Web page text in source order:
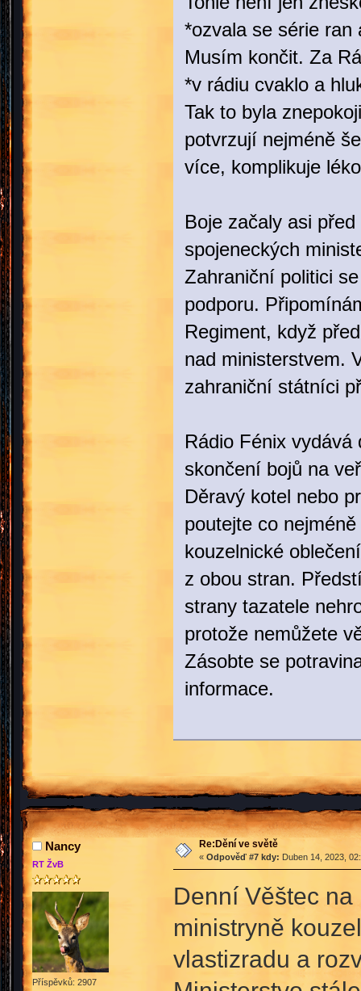
*ozvala se série ran
Musím končit. Za
*v rádiu cvaklo a
Tak to byla
potvrzují nejméně
více, komplikuje
Boje začaly asi
spojeneckých
Zahraniční politici
podporu.
Regiment, když
nad ministerstvem.
zahraniční státníci
Rádio Fénix
skončení bojů na
Děravý kotel nebo
poutejte co
kouzelnické
z obou stran.
strany tazatele
protože nemůžete
Zásobte se
informace.
Nancy
RT ŽvB
Příspěvků: 2907
Re:Dění ve světě
« Odpověď #7 kdy: Duben 14, 2023,
Denní Věštec
ministryně
vlastizradu a